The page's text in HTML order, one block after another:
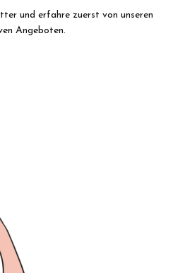
und erfahre zuerst von unseren
Angeboten.